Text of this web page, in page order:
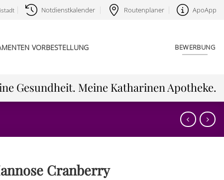
Notdienstkalender Routenplaner ApoApp
VORBESTELLUNG BEWERBUNG
Gesundheit. Meine Katharinen Apotheke.
Cranberry